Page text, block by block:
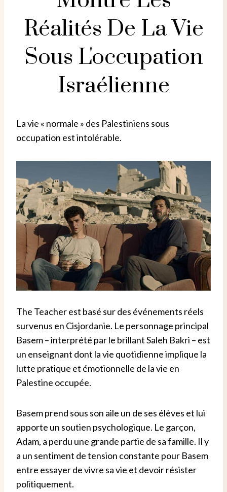
Réalités De La Vie
Sous L'occupation
Israélienne
La vie « normale » des Palestiniens sous
occupation est intolérable.
The Teacher est basé sur des événements réels
survenus en Cisjordanie. Le personnage principal
Basem – interprété par le brillant Saleh Bakri – est
un enseignant dont la vie quotidienne implique la
lutte pratique et émotionnelle de la vie en
Palestine occupée.
Basem prend sous son aile un de ses élèves et lui
apporte un soutien psychologique. Le garçon,
Adam, a perdu une grande partie de sa famille. Il y
a un sentiment de tension constante pour Basem
entre essayer de vivre sa vie et devoir résister
politiquement.